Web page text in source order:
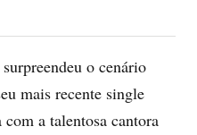
surpreendeu o cenário
mais recente single
a talentosa cantora